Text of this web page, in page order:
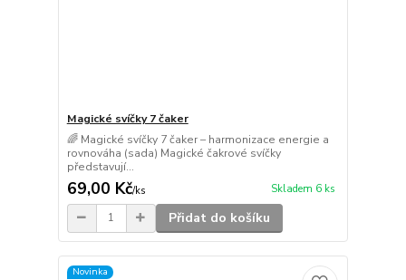
Magické svíčky 7 čaker
🌈 Magické svíčky 7 čaker – harmonizace energie a
rovnováha (sada) Magické čakrové svíčky
představují...
69,00 Kč/ks Skladem 6 ks
Přidat do košíku
Novinka